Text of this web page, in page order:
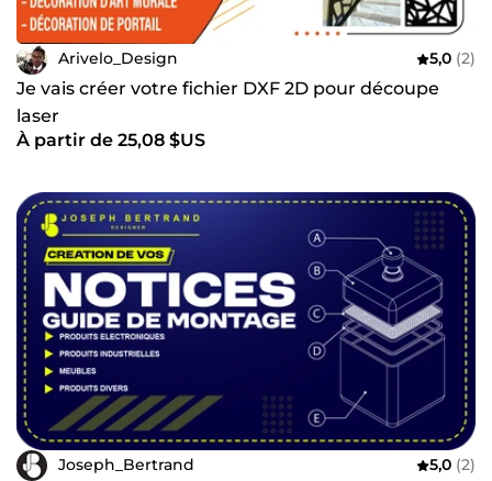
Arivelo_Design 5,0 (2)
Je vais créer votre fichier DXF 2D pour découpe
laser
À partir de 25,08 $US
Joseph_Bertrand 5,0 (2)